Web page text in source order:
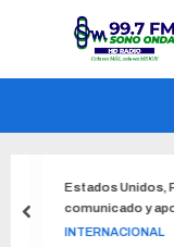
Estados Unidos,
comunicado y
INTERNACIONAL